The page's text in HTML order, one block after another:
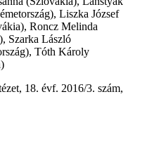
Liszka József
Roncz Melinda
Szarka László
Tóth Károly
18. évf. 2016/3. szám,